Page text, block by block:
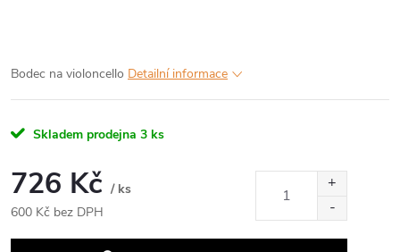
Bodec na violoncello Detailní informace
Skladem prodejna 3 ks
726 Kč / ks
600 Kč bez DPH